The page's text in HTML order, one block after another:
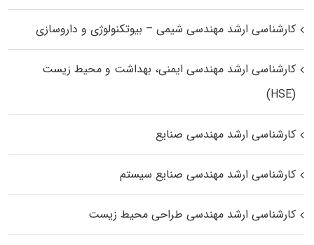
کارشناسی ارشد مهندسی شیمی – بیوتکنولوژی و داروسازی
کارشناسی ارشد مهندسی ایمنی، بهداشت و محیط زیست
(HSE)
کارشناسی ارشد مهندسی صنایع
کارشناسی ارشد مهندسی صنایع سیستم
کارشناسی ارشد مهندسی طراحی محیط زیست